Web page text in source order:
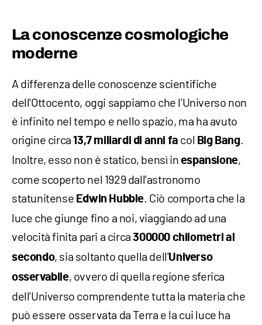
La conoscenze cosmologiche
moderne
A differenza delle conoscenze scientifiche
dell'Ottocento, oggi sappiamo che l'Universo non
è infinito nel tempo e nello spazio, ma ha avuto
origine circa13,7 miliardi di anni fa col Big Bang.
Inoltre, esso non è statico, bensì in espansione,
come scoperto nel 1929 dall'astronomo
statunitense Edwin Hubble. Ciò comporta che la
luce che giunge fino a noi, viaggiando ad una
velocità finita pari a circa300000 chilometri al
secondo, sia soltanto quella dell'Universo
osservabile, ovvero di quella regione sferica
dell'Universo comprendente tutta la materia che
può essere osservata da Terra e la cui luce ha